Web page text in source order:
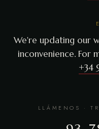
We're updating our
inconvenience. For
+34
LLÁMENOS ·